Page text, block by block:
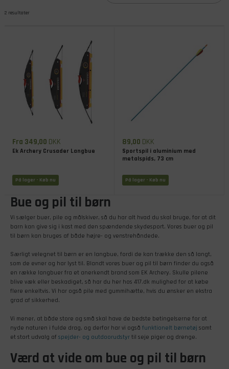
2 resultater
Fra 349,00 DKK
Ek Archery Crusader Langbue
På lager - Køb nu
89,00 DKK
Sportspil i aluminium med
metalspids, 73 cm
På lager - Køb nu
Bue og pil til børn
Vi sælger buer, pile og målskiver, så du har alt hvad du skal bruge, for at dit
barn kan give sig i kast med den spændende skydesport. Vores buer og pil
til børn kan bruges af både højre- og venstrehåndede.
Særligt velegnet til børn er en langbue, fordi de kan trække den så langt,
som de evner og har lyst til. Blandt vores buer og pil til børn finder du også
en række langbuer fra et anerkendt brand som EK Archery. Skulle pilene
blive væk eller beskadiget, så har du her hos 417.dk mulighed for at købe
flere enkeltvis. Vi har også pile med gummihætte, hvis du ønsker en ekstra
grad af sikkerhed.
Vi mener, at både store og små skal have de bedste betingelserne for at
nyde naturen i fulde drag, og derfor har vi ogsåfunktionelt børnetøj samt
et stort udvalg afspejder- og outdoorudstyr til seje piger og drenge.
Værd at vide om bue og pil til børn